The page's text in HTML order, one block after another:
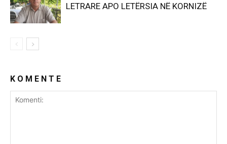
LETRARE APO LETËRSIA NË KORNIZË
K O M E N T E